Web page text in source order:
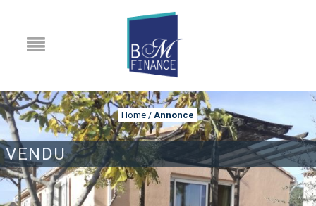
VENDU
Home / Annonce
ANNONCE